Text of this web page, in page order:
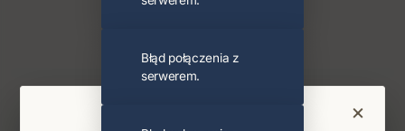
PODOBNI ARTYŚCI
Najnowsze wiadomości i koncerty
×
Błąd połączenia z
serwerem.